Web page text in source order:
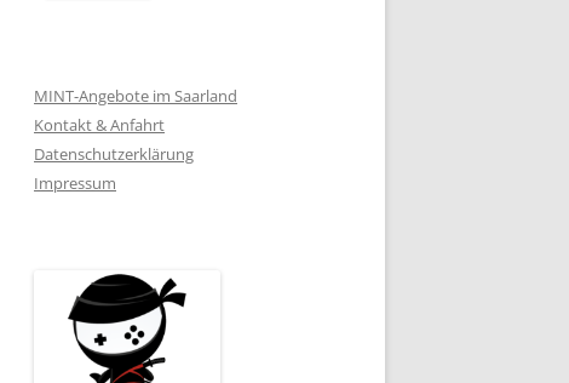
MINT-Angebote im Saarland
Kontakt & Anfahrt
Datenschutzerklärung
Impressum